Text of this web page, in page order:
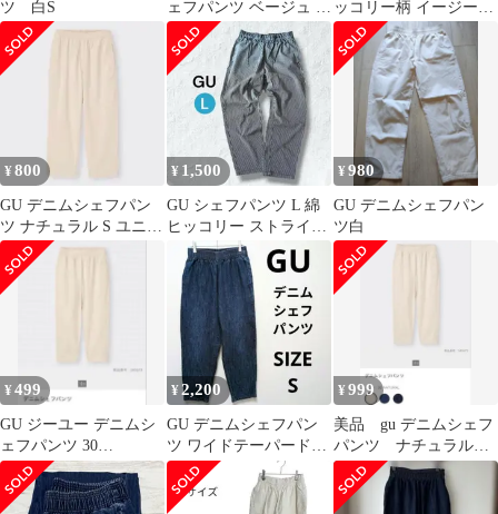
ツ 白S
ェフパンツ ベージュ L
ワイドテーパード メン
ズ
ッコリー柄 イージーパ
ンツ ストライプ アメカ
ジ
¥800
GU デニムシェフパン
ツ ナチュラル S ユニセ
ックス シンプル ウエス
トゴム
¥ 1,500
GU シェフパンツ L 綿
ヒッコリー ストライプ
イージーパンツ ワイド
美品
¥980
GU デニムシェフパン
ツ白
¥499
GU ジーユー デニムシ
ェフパンツ 30
NATURAL ナチュラル
S
¥2,200
GU デニムシェフパン
ツ ワイドテーパードシ
ルエット 古着 ワークパ
ンツ
¥999
美品 gu デニムシェフ
パンツ ナチュラル
L